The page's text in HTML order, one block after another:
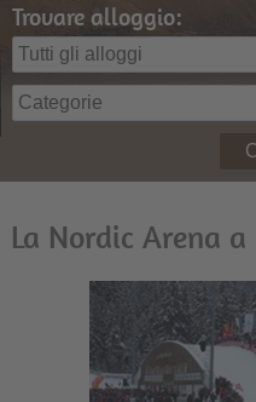
Trovare alloggio:
La Nordic Arena